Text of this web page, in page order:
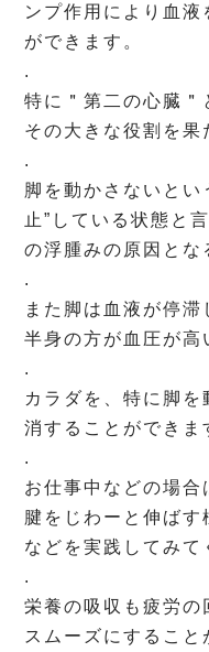
ンプ作用により血液
ができます。
.
特に＂第二の心臓＂
その大きな役割を果
.
脚を動かさないとい
止”している状態と
の浮腫みの原因とな
.
また脚は血液が停
半身の方が血圧が高
.
カラダを、特に脚
消することができま
.
お仕事中などの場合
腱をじわーと伸ばす
などを実践してみて
.
栄養の吸収も疲労の
スムーズにすること